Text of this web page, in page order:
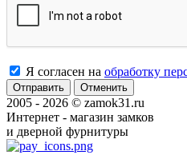
Я согласен на обработку
Отменить
2005 - 2026 © zamok31.ru
Интернет - магазин замков
и дверной фурнитуры